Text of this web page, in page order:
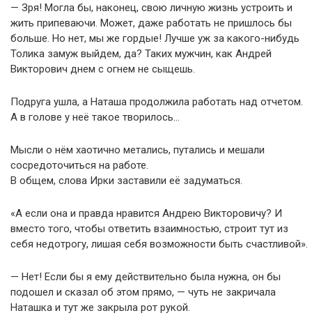
— Зря! Могла бы, наконец, свою личную жизнь устроить и
жить припеваючи. Может, даже работать не пришлось бы
больше. Но нет, мы же гордые! Лучше уж за какого-нибудь
Толика замуж выйдем, да? Таких мужчин, как Андрей
Викторович днем с огнем не сыщешь.
Подруга ушла, а Наташа продолжила работать над отчетом.
А в голове у неё такое творилось…
Мысли о нём хаотично метались, путались и мешали
сосредоточиться на работе.
В общем, слова Ирки заставили её задуматься.
«А если она и правда нравится Андрею Викторовичу? И
вместо того, чтобы ответить взаимностью, строит тут из
себя недотрогу, лишая себя возможности быть счастливой».
— Нет! Если бы я ему действительно была нужна, он бы
подошел и сказал об этом прямо, — чуть не закричала
Наташка и тут же закрыла рот рукой.